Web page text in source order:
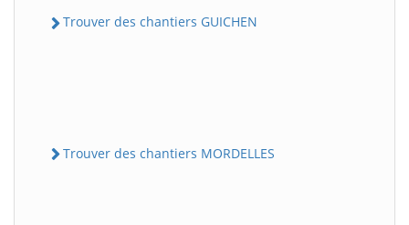
Trouver des chantiers GUICHEN
Trouver des chantiers MORDELLES